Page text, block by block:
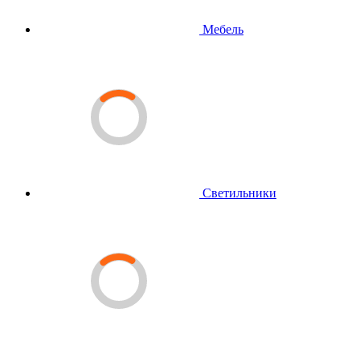
Мебель
Светильники